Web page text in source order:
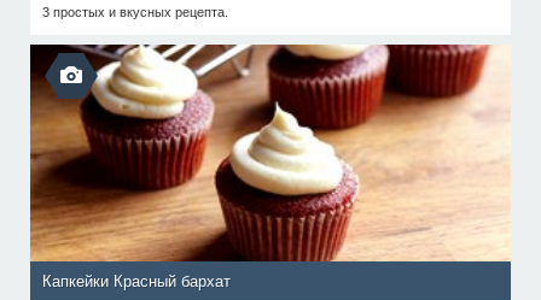
3 простых и вкусных рецепта.
Капкейки Красный бархат